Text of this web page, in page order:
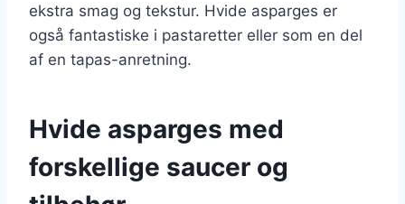
ekstra smag og tekstur. Hvide asparges er
også fantastiske i pastaretter eller som en del
af en tapas-anretning.
Hvide asparges med
forskellige saucer og